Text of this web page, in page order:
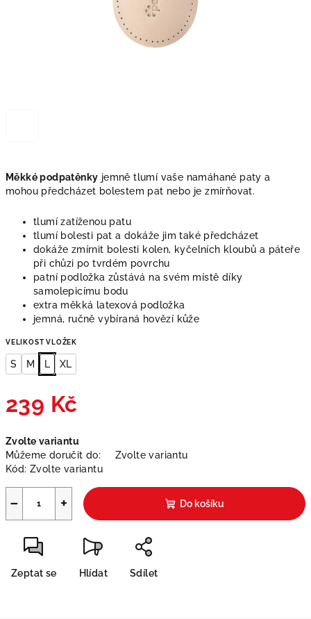
Měkké podpatěnky jemně tlumí vaše namáhané paty a
mohou předcházet bolestem pat nebo je zmírňovat.
tlumí zatíženou patu
tlumí bolesti pat a dokáže jim také předcházet
dokáže zmírnit bolesti kolen, kyčelních kloubů a páteře
při chůzi po tvrdém povrchu
patní podložka zůstává na svém místě díky
samolepicímu bodu
extra měkká latexová podložka
jemná, ručně vybíraná hovězí kůže
VELIKOST VLOŽEK
S M L XL
239 Kč
cena:
Zvolte variantu
Můžeme doručit do:
Zvolte variantu
Kód: Zvolte variantu
+
− Do košíku
Zeptat se Hlídat Sdílet